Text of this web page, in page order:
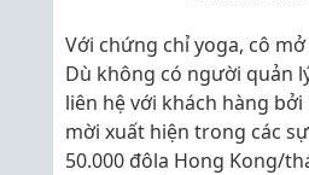
Với chứng chỉ yoga, cô
Dù không có người quản
liên hệ với khách hàng
mời xuất hiện trong các
50.000 đôla Hong Kong/